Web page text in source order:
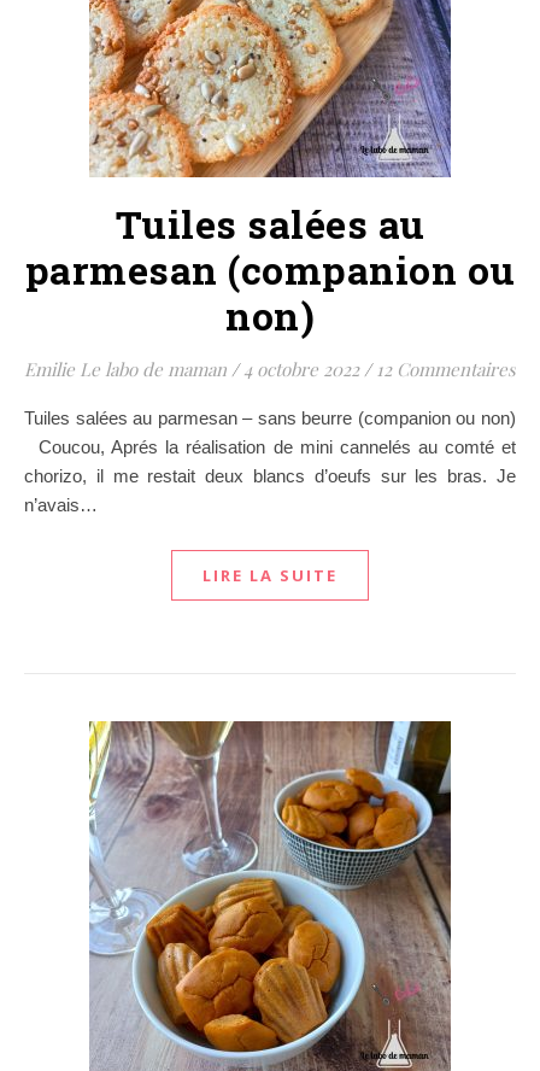
Tuiles salées au
parmesan (companion ou
non)
Emilie Le labo de maman / 4 octobre 2022 / 12 Commentaires
Tuiles salées au parmesan – sans beurre (companion ou non)
Coucou, Aprés la réalisation de mini cannelés au comté et
chorizo, il me restait deux blancs d’oeufs sur les bras. Je
n’avais…
LIRE LA SUITE